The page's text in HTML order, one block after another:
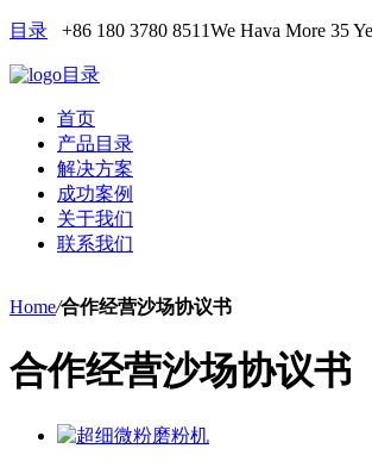
目录 +86 180 3780 8511We Hava More 35
目录
首页
产品目录
解决方案
成功案例
关于我们
联系我们
Home/合作经营沙场协议书
合作经营沙场协议书